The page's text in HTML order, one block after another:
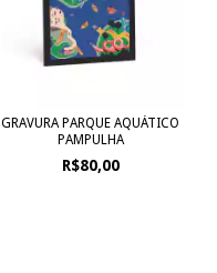
GRAVURA PARQUE AQUÁTICO
PAMPULHA
R$80,00